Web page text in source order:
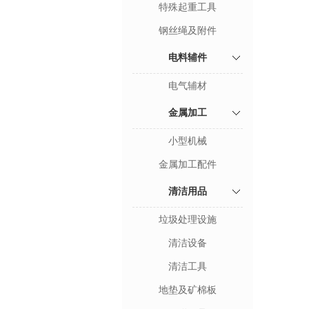
特殊起重工具
钢丝绳及附件
电料辅件
电气辅材
金属加工
小型机械
金属加工配件
清洁用品
垃圾处理设施
清洁设备
清洁工具
地垫及矿棉板